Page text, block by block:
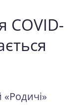
COVID-
«Родичі»